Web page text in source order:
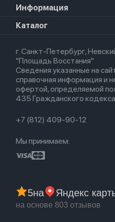
iPad Pro 11 M5 (2025)
Apple Watch Series 8
Apple Watch SE 2022
Airpods Pro
Airpods 3
Airpods (1-е)
EarPods
Apple TV
HomePod 2
Для iPhone
Для Macbook
Информация
О магазине
Политика
Оплата и доставка
Партнерская программа
Гарантия
Обмен и возврат
Бонусы
Каталог
Новые поступления
Популярное
Акции
г. Санкт-Петербург,
"Площадь Восстания"
Сведения указанные на
справочная информация и
офертой, определяемой
435 Гражданского
+7 (812) 409-90-12
Мы принимаем:
5на Яндекс
на основе 803 отзывов